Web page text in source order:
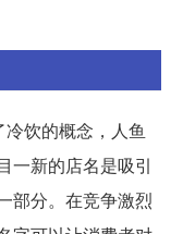
饮的概念，人鱼
一新的店名是吸引
部分。在竞争激烈